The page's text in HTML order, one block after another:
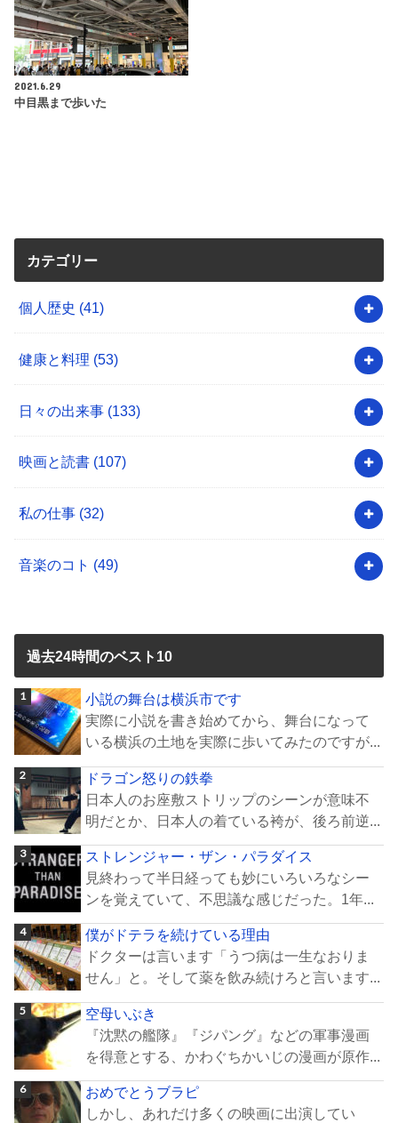
2021.6.29
中目黒まで歩いた
カテゴリー
個人歴史 (41)
健康と料理 (53)
日々の出来事 (133)
映画と読書 (107)
私の仕事 (32)
音楽のコト (49)
過去24時間のベスト10
小説の舞台は横浜市です
実際に小説を書き始めてから、舞台になって
いる横浜の土地を実際に歩いてみたのですが...
ドラゴン怒りの鉄拳
日本人のお座敷ストリップのシーンが意味不
明だとか、日本人の着ている袴が、後ろ前逆...
ストレンジャー・ザン・パラダイス
見終わって半日経っても妙にいろいろなシー
ンを覚えていて、不思議な感じだった。1年...
僕がドテラを続けている理由
ドクターは言います「うつ病は一生なおりま
せん」と。そして薬を飲み続けろと言います...
空母いぶき
『沈黙の艦隊』『ジパング』などの軍事漫画
を得意とする、かわぐちかいじの漫画が原作...
おめでとうブラピ
しかし、あれだけ多くの映画に出演してい